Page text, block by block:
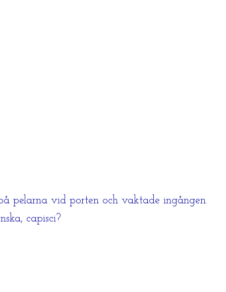
pelarna vid porten och vaktade ingången.
capisci?